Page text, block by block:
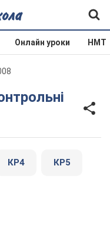
Онлайн уроки НМТ
КР4 КР5